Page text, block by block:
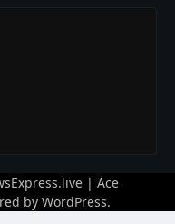
| Ace
by WordPress.